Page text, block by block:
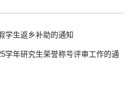
学生返乡补助的通知
学年研究生荣誉称号评审工作的通